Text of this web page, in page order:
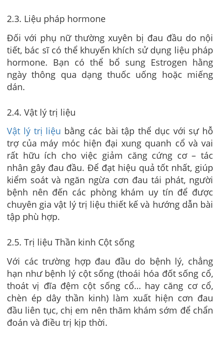
2.3. Liệu pháp hormone
Đối với phụ nữ thường xuyên bị đau đầu do nội
tiết, bác sĩ có thể khuyến khích sử dụng liệu pháp
hormone. Bạn có thể bổ sung Estrogen hằng
ngày thông qua dạng thuốc uống hoặc miếng
dán.
2.4. Vật lý trị liệu
Vật lý trị liệu bằng các bài tập thể dục với sự hỗ
trợ của máy móc hiện đại xung quanh cổ và vai
rất hữu ích cho việc giảm căng cứng cơ – tác
nhân gây đau đầu. Để đạt hiệu quả tốt nhất, giúp
kiểm soát và ngăn ngừa cơn đau tái phát, người
bệnh nên đến các phòng khám uy tín để được
chuyên gia vật lý trị liệu thiết kế và hướng dẫn bài
tập phù hợp.
2.5. Trị liệu Thần kinh Cột sống
Với các trường hợp đau đầu do bệnh lý, chẳng
hạn như bệnh lý cột sống (thoái hóa đốt sống cổ,
thoát vị đĩa đệm cột sống cổ… hay căng cơ cổ,
chèn ép dây thần kinh) làm xuất hiện cơn đau
đầu liên tục, chị em nên thăm khám sớm để chẩn
đoán và điều trị kịp thời.